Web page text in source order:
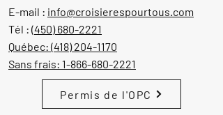
E-mail : info@croisierespourtous.com
Tél : (450) 680-2221
Québec: (418) 204-1170
Sans frais: 1-866-680-2221
Permis de l'OPC